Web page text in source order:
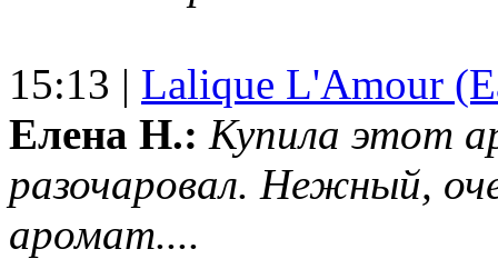
15:13 | Lalique L'Amour
Елена Н.: Купила этот
разочаровал. Нежный,
аромат....